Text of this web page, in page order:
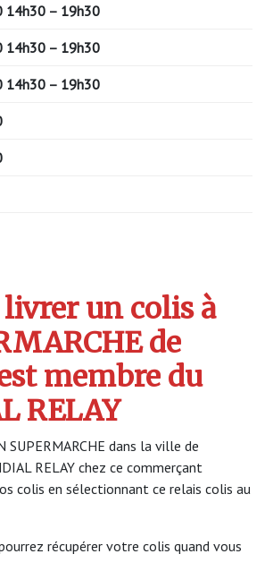
14h30 – 19h30
14h30 – 19h30
14h30 – 19h30
un colis à
de
membre du
RELAY
dans la ville de
RELAY chez ce commerçant
colis en sélectionnant ce relais colis au
récupérer votre colis quand vous